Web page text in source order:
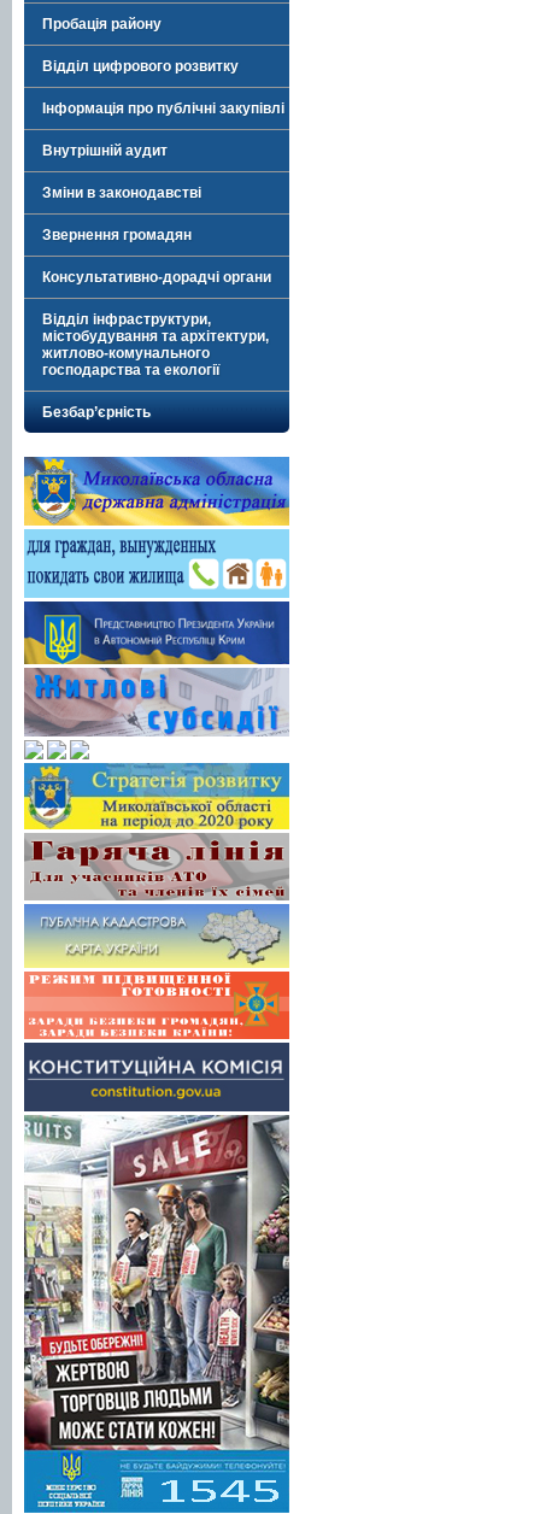
Пробація району
Відділ цифрового розвитку
Інформація про публічні закупівлі
Внутрішній аудит
Зміни в законодавстві
Звернення громадян
Консультативно-дорадчі органи
Відділ інфраструктури,
містобудування та архітектури,
житлово-комунального
господарства та екології
Безбар’єрність